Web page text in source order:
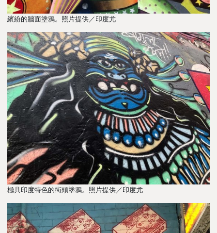
繽紛的牆面塗鴉。照片提供／印度尤
極具印度特色的街頭塗鴉。照片提供／印度尤